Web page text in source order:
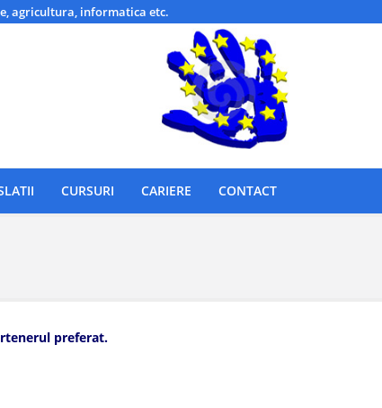
agricultura, informatica etc.
CURSURI CARIERE CONTACT
preferat.